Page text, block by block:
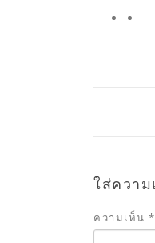
ใส่ความ
ความเห็น *